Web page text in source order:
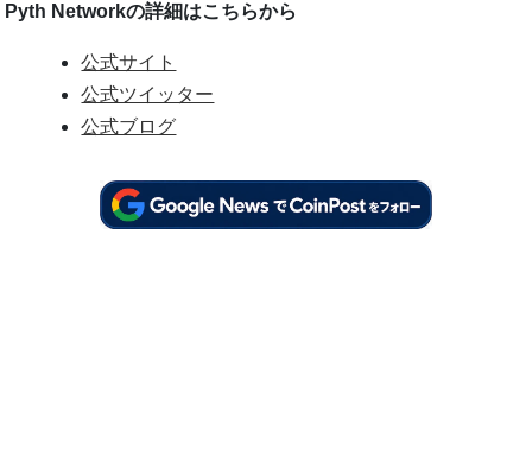
Pyth Networkの詳細はこちらから
公式サイト
公式ツイッター
公式ブログ